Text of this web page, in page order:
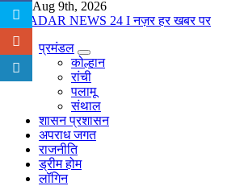
Sun. Aug 9th, 2026
नज़र हर खबर पर
प्रमंडल
कोल्हान
रांची
पलामू
संथाल
शासन प्रशासन
अपराध जगत
राजनीति
ड्रीम होम
लॉगिन